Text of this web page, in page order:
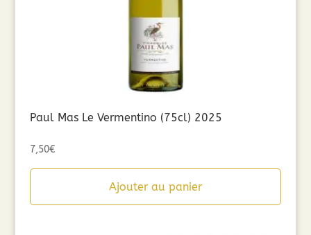
Paul Mas Le Vermentino (75cl) 2025
7,50€
Ajouter au panier